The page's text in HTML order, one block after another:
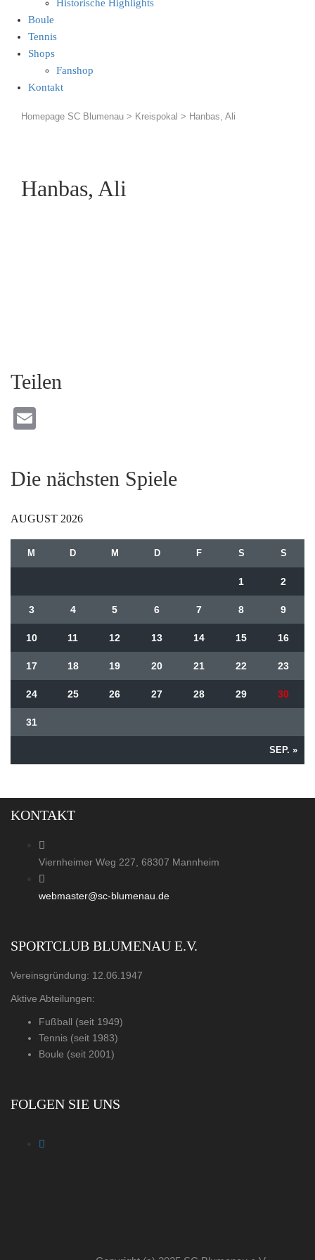
Historische Highlights
Boule
Tennis
Shops
Fanshop
Kontakt
Homepage SC Blumenau > Kreispokal > Hanbas, Ali
Hanbas, Ali
Teilen
Die nächsten Spiele
AUGUST 2026
M D M D F S S
SEP. »
1 2
3 4 5 6 7 8 9
10 11 12 13 14 15 16
17 18 19 20 21 22 23
24 25 26 27 28 29 30
31
KONTAKT
Viernheimer Weg 227, 68307 Mannheim
webmaster@sc-blumenau.de
SPORTCLUB BLUMENAU E.V.
Vereinsgründung: 12.06.1947
Aktive Abteilungen:
Fußball (seit 1949)
Tennis (seit 1983)
Boule (seit 2001)
FOLGEN SIE UNS